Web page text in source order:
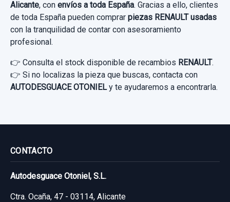
Alicante, con envíos a toda España. Gracias a ello, clientes
de toda España pueden comprar piezas RENAULT usadas
con la tranquilidad de contar con asesoramiento
profesional.
👉 Consulta el stock disponible de recambios RENAULT.
👉 Si no localizas la pieza que buscas, contacta con
AUTODESGUACE OTONIELy te ayudaremos a encontrarla.
CONTACTO
Autodesguace Otoniel, S.L.
Ctra. Ocaña, 47 - 03114, Alicante